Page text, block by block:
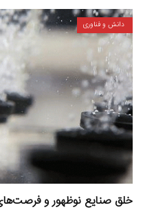
دانش و فناوری
خلق صنایع نوظهور و